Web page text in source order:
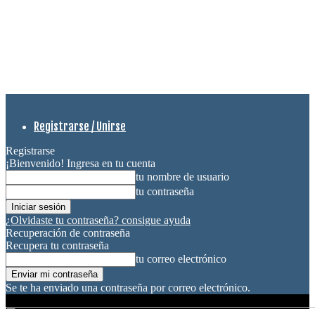
Registrarse / Unirse
Registrarse
¡Bienvenido! Ingresa en tu cuenta
tu nombre de usuario
tu contraseña
¿Olvidaste tu contraseña? consigue ayuda
Recuperación de contraseña
Recupera tu contraseña
tu correo electrónico
Se te ha enviado una contraseña por correo electrónico.